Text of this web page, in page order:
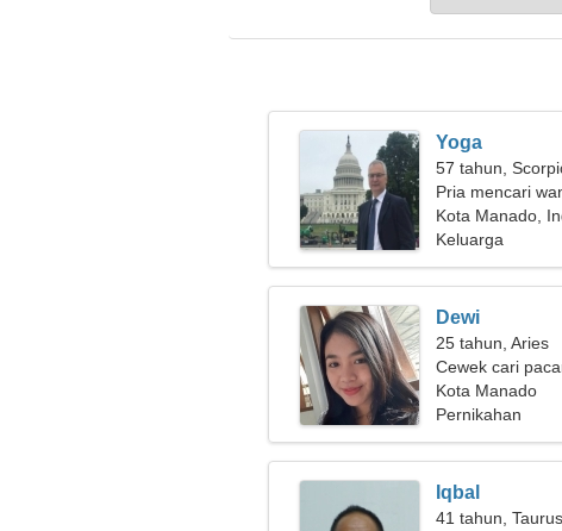
Yoga
57 tahun,
Pria mencari
Kota Manado,
Keluarga
Dewi
25 tahun, Aries
Cewek cari
Kota Manado
Pernikahan
Iqbal
41 tahun, Taurus